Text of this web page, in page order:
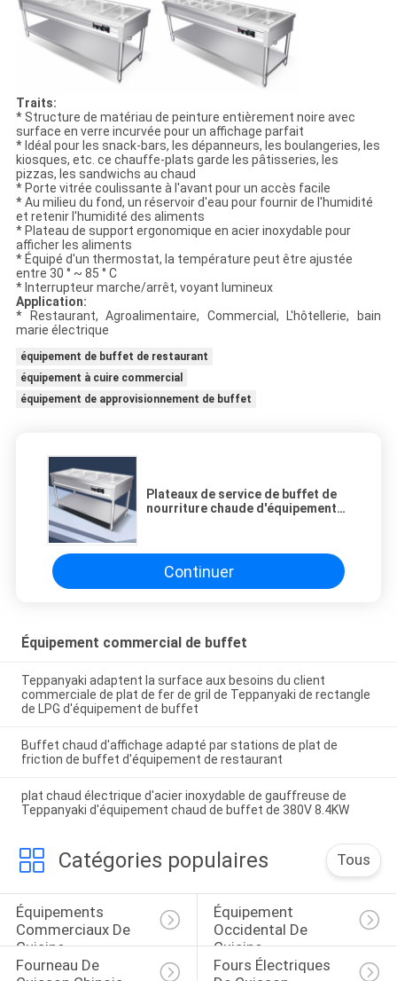
Traits:
* Structure de matériau de peinture entièrement noire avec
surface en verre incurvée pour un affichage parfait
* Idéal pour les snack-bars, les dépanneurs, les boulangeries, les
kiosques, etc. ce chauffe-plats garde les pâtisseries, les
pizzas, les sandwichs au chaud
* Porte vitrée coulissante à l'avant pour un accès facile
* Au milieu du fond, un réservoir d'eau pour fournir de l'humidité
et retenir l'humidité des aliments
* Plateau de support ergonomique en acier inoxydable pour
afficher les aliments
* Équipé d'un thermostat, la température peut être ajustée
entre 30 ° ~ 85 ° C
* Interrupteur marche/arrêt, voyant lumineux
Application:
* Restaurant, Agroalimentaire, Commercial, L'hôtellerie, bain
marie électrique
équipement de buffet de restaurant
équipement à cuire commercial
équipement de approvisionnement de buffet
Plateaux de service de buffet de
nourriture chaude d'équipement
Continuer
Équipement commercial de buffet
Teppanyaki adaptent la surface aux besoins du client
commerciale de plat de fer de gril de Teppanyaki de rectangle
de LPG d'équipement de buffet
Buffet chaud d'affichage adapté par stations de plat de
friction de buffet d'équipement de restaurant
plat chaud électrique d'acier inoxydable de gauffreuse de
Teppanyaki d'équipement chaud de buffet de 380V 8.4KW
Catégories populaires Tous
Équipements
Commerciaux De
Cuisine
Équipement
Occidental De
Cuisine
Fourneau De
Fours Électriques